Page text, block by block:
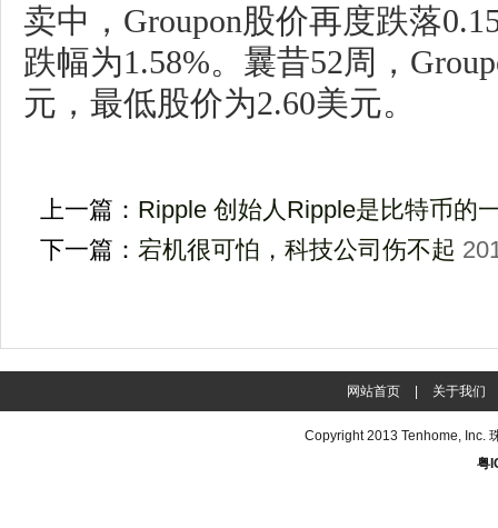
卖中，Groupon股价再度跌落
跌幅为1.58%。曩昔52周，
元，最低股价为2.60美元。
上一篇： Ripple 创始人Ripple是比特币的
下一篇： 宕机很可怕，科技公司伤不起
网站首页 关于我们
Copyright 2013 Tenhome, Inc.
粤